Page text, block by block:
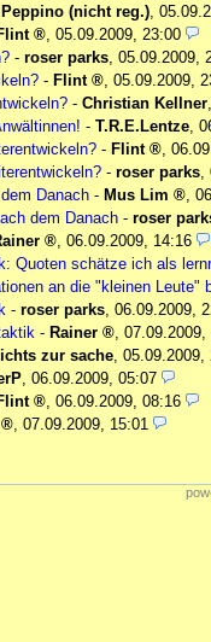
Peppino (nicht reg.),
, 05.09.2009, 23:00
- roser parks, 05.09.2009,
- Flint , 05.09.2009,
- Christian Kellner
- T.R.E.Lentze,
- Flint ,
- roser parks,
Danach - Mus Lim ,
dem Danach - roser
, 06.09.2009, 14:16
Quoten schätze ich als
an die "kleinen Leute"
- roser parks, 06.09.2009,
- Rainer , 07.09.2009,
zur sache, 05.09.2009,
, 06.09.2009, 05:07
, 06.09.2009, 08:16
, 07.09.2009, 15:01